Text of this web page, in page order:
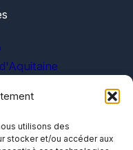
utilisons des
stocker et/ou accéder aux